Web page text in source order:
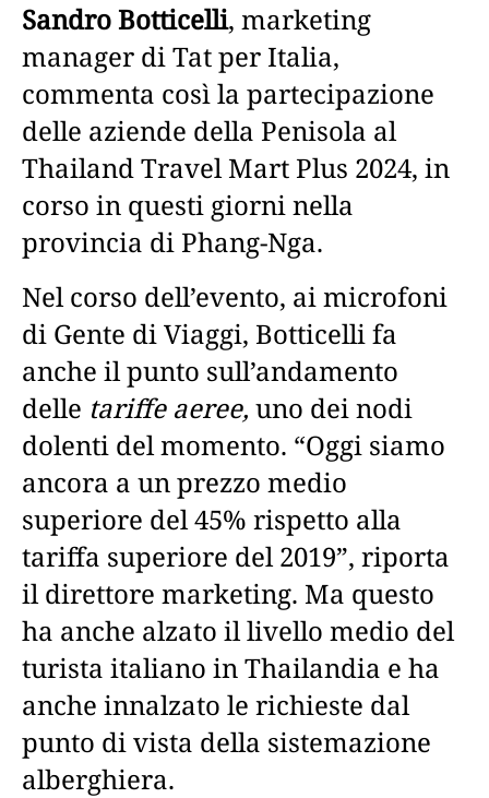
Sandro Botticelli, marketing
manager di Tat per Italia,
commenta così la partecipazione
delle aziende della Penisola al
Thailand Travel Mart Plus 2024, in
corso in questi giorni nella
provincia di Phang-Nga.
Nel corso dell’evento, ai microfoni
di Gente di Viaggi, Botticelli fa
anche il punto sull’andamento
delle tariffe aeree, uno dei nodi
dolenti del momento. “Oggi siamo
ancora a un prezzo medio
superiore del 45% rispetto alla
tariffa superiore del 2019”, riporta
il direttore marketing. Ma questo
ha anche alzato il livello medio del
turista italiano in Thailandia e ha
anche innalzato le richieste dal
punto di vista della sistemazione
alberghiera.